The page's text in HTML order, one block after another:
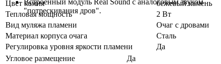
Встроенный модуль Real Sound с аналоговым звуком
"потрескивания дров".
Цвет камня
бежевый камень
Тепловая мощность
2 Вт
Вид муляжа пламени
Очаг с дровами
Материал корпуса очага
Сталь
Регулировка уровня яркости пламени
Да
Угловое размещение
Да